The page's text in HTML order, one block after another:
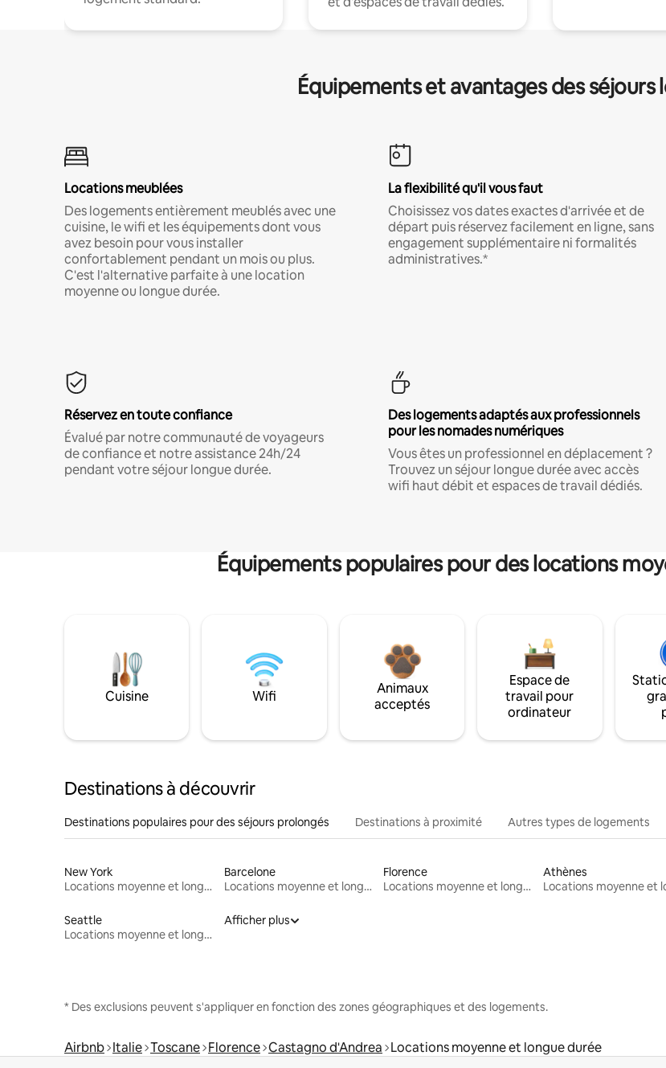
Équipements et avantages des séjours
Locations meublées
Des logements entièrement meublés avec une
cuisine, le wifi et les équipements dont vous
avez besoin pour vous installer
confortablement pendant un mois ou plus.
C'est l'alternative parfaite à une location
moyenne ou longue durée.
La flexibilité qu'il vous faut
Choisissez vos dates exactes d'arrivée et de
départ puis réservez facilement en ligne, sans
engagement supplémentaire ni formalités
administratives.*
Réservez en toute confiance
Évalué par notre communauté de voyageurs
de confiance et notre assistance 24h/24
pendant votre séjour longue durée.
Des logements adaptés aux professionnels
pour les nomades numériques
Vous êtes un professionnel en déplacement ?
Trouvez un séjour longue durée avec accès
wifi haut débit et espaces de travail dédiés.
Équipements populaires pour des locations
Cuisine Wifi
Animaux
acceptés
Espace de
travail pour
ordinateur
Destinations à découvrir
Destinations populaires pour des séjours prolongés Destinations à proximité Autres types de logements
New York
Locations moyenne et longue durée
Barcelone
Locations moyenne et longue durée
Florence
Locations moyenne et longue durée
Athènes
Seattle
Locations moyenne et longue durée
Afficher plus
* Des exclusions peuvent s'appliquer en fonction des zones géographiques et des logements.
Airbnb Italie Toscane Florence Castagno d'Andrea Locations moyenne et longue durée